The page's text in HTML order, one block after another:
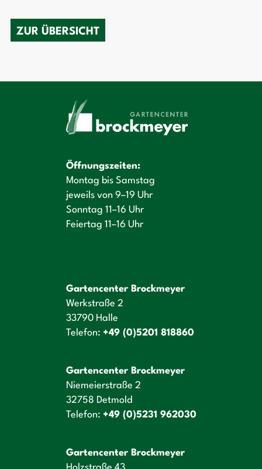
ZUR ÜBERSICHT
Öffnungszeiten:
Montag bis Samstag
jeweils von 9–19 Uhr
Sonntag 11–16 Uhr
Feiertag 11–16 Uhr
Gartencenter Brockmeyer
Werkstraße 2
33790 Halle
Telefon: +49 (0)5201 818860
Gartencenter Brockmeyer
Niemeierstraße 2
32758 Detmold
Telefon: +49 (0)5231 962030
Gartencenter Brockmeyer